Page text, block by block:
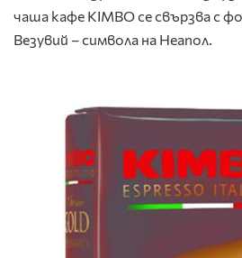
чаша кафе KIMBO се свързва с
Везувий – символа на Неапол.